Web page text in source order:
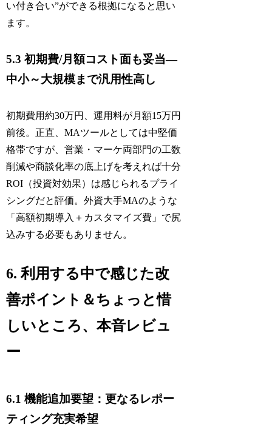
い付き合い”ができる根拠になると思い
ます。
5.3 初期費/月額コスト面も妥当―
中小～大規模まで汎用性高し
初期費用約30万円、運用料が月額15万円
前後。正直、MAツールとしては中堅価
格帯ですが、営業・マーケ両部門の工数
削減や商談化率の底上げを考えれば十分
ROI（投資対効果）は感じられるプライ
シングだと評価。外資大手MAのような
「高額初期導入＋カスタマイズ費」で尻
込みする必要もありません。
6. 利用する中で感じた改
善ポイント＆ちょっと惜
しいところ、本音レビュ
ー
6.1 機能追加要望：更なるレポー
ティング充実希望